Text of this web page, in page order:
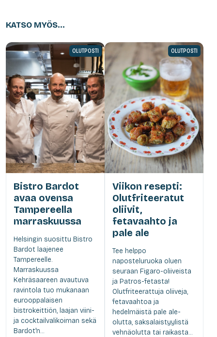
KATSO MYÖS...
OLUTPOSTI
Bistro Bardot
avaa ovensa
Tampereella
marraskuussa
Helsingin suosittu Bistro
Bardot laajenee
Tampereelle.
Marraskuussa
Kehräsaareen avautuva
ravintola tuo mukanaan
eurooppalaisen
bistrokeittiön, laajan viini-
ja cocktailvalikoiman sekä
Bardot'n...
OLUTPOSTI
Viikon resepti:
Olutfriteeratut
oliivit,
fetavaahto ja
pale ale
Tee helppo
naposteluruoka oluen
seuraan Figaro-oliiveista
ja Patros-fetasta!
Olutfriteerattuja oliiveja,
fetavaahtoa ja
hedelmäistä pale ale-
olutta, saksalaistyylistä
vehnäolutta tai raikasta...